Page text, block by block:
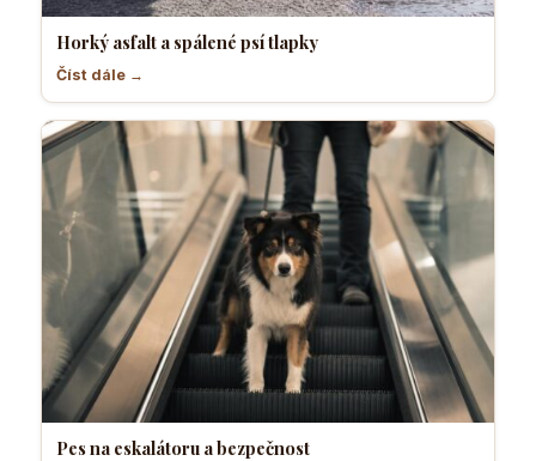
Horký asfalt a spálené psí tlapky
Číst dále →
Pes na eskalátoru a bezpečnost